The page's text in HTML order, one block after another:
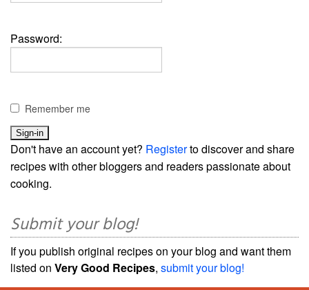
Password:
Remember me
Don't have an account yet? Registerto discover and share
recipes with other bloggers and readers passionate about
cooking.
Submit your blog!
If you publish original recipes on your blog and want them
listed on Very Good Recipes, submit your blog!